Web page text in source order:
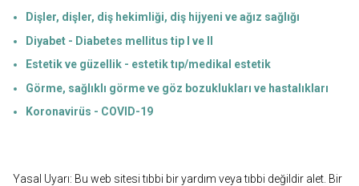
Dişler, dişler, diş hekimliği, diş hijyeni ve ağız sağlığı
Diyabet - Diabetes mellitus tip I ve II
Estetik ve güzellik - estetik tıp/medikal estetik
Görme, sağlıklı görme ve göz bozuklukları ve hastalıkları
Koronavirüs - COVID-19
Yasal Uyarı: Bu web sitesi tıbbi bir yardım veya tıbbi değildir alet. Bir